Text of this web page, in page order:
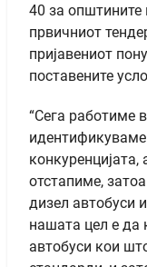
40 за општините
првичниот
пријавениот
поставените
“Сега работиме
отстапиме,
дизел автобуси
нашата цел е да
автобуси кои